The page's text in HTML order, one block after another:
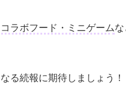
ラボフード・ミニゲーム
る続報に期待しましょう！